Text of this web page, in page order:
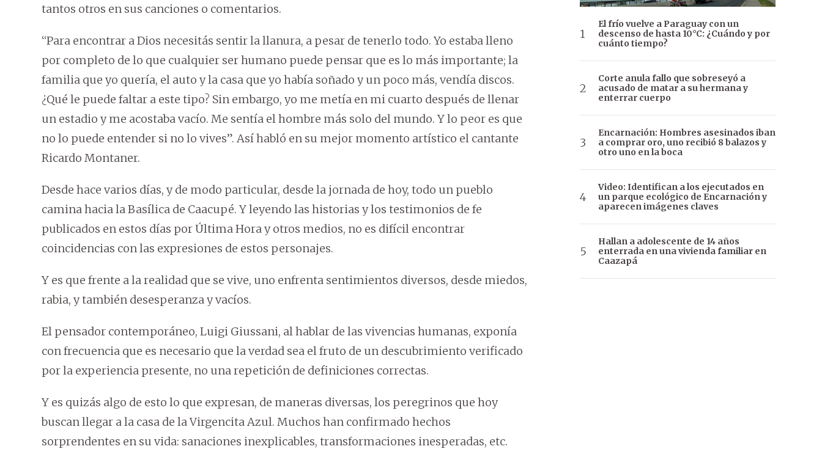
tantos otros en sus canciones o comentarios.
“Para encontrar a Dios necesitás sentir la llanura, a pesar de tenerlo todo. Yo estaba lleno
por completo de lo que cualquier ser humano puede pensar que es lo más importante; la
familia que yo quería, el auto y la casa que yo había soñado y un poco más, vendía discos.
¿Qué le puede faltar a este tipo? Sin embargo, yo me metía en mi cuarto después de llenar
un estadio y me acostaba vacío. Me sentía el hombre más solo del mundo. Y lo peor es que
no lo puede entender si no lo vives”. Así habló en su mejor momento artístico el cantante
Ricardo Montaner.
Desde hace varios días, y de modo particular, desde la jornada de hoy, todo un pueblo
camina hacia la Basílica de Caacupé. Y leyendo las historias y los testimonios de fe
publicados en estos días por Última Hora y otros medios, no es difícil encontrar
coincidencias con las expresiones de estos personajes.
Y es que frente a la realidad que se vive, uno enfrenta sentimientos diversos, desde miedos,
rabia, y también desesperanza y vacíos.
El pensador contemporáneo, Luigi Giussani, al hablar de las vivencias humanas, exponía
con frecuencia que es necesario que la verdad sea el fruto de un descubrimiento verificado
por la experiencia presente, no una repetición de definiciones correctas.
Y es quizás algo de esto lo que expresan, de maneras diversas, los peregrinos que hoy
buscan llegar a la casa de la Virgencita Azul. Muchos han confirmado hechos
sorprendentes en su vida: sanaciones inexplicables, transformaciones inesperadas, etc.
El frío vuelve a Paraguay con un
descenso de hasta 10°C: ¿Cuándo y por
cuánto tiempo?
Corte anula fallo que sobreseyó a
acusado de matar a su hermana y
enterrar cuerpo
Encarnación: Hombres asesinados iban
a comprar oro, uno recibió 8 balazos y
otro uno en la boca
Video: Identifican a los ejecutados en
un parque ecológico de Encarnación y
aparecen imágenes claves
Hallan a adolescente de 14 años
enterrada en una vivienda familiar en
Caazapá